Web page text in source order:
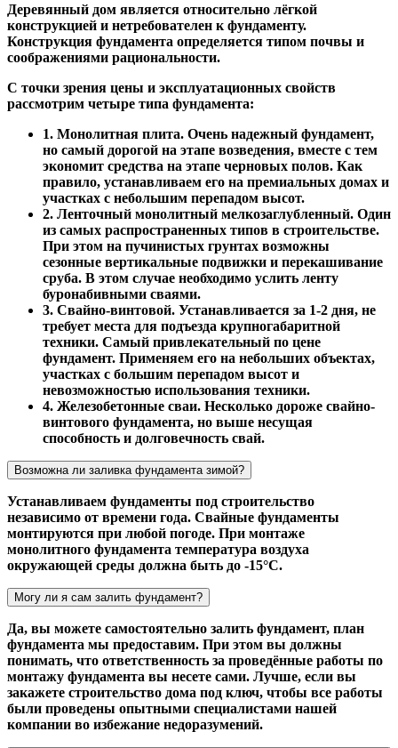
Деревянный дом является относительно лёгкой
конструкцией и нетребователен к фундаменту.
Конструкция фундамента определяется типом почвы и
соображениями рациональности.
С точки зрения цены и эксплуатационных свойств
рассмотрим четыре типа фундамента:
1. Монолитная плита. Очень надежный фундамент,
но самый дорогой на этапе возведения, вместе с тем
экономит средства на этапе черновых полов. Как
правило, устанавливаем его на премиальных домах и
участках с небольшим перепадом высот.
2. Ленточный монолитный мелкозаглубленный. Один
из самых распространенных типов в строительстве.
При этом на пучинистых грунтах возможны
сезонные вертикальные подвижки и перекашивание
сруба. В этом случае необходимо услить ленту
буронабивными сваями.
3. Свайно-винтовой. Устанавливается за 1-2 дня, не
требует места для подъезда крупногабаритной
техники. Самый привлекательный по цене
фундамент. Применяем его на небольших объектах,
участках с большим перепадом высот и
невозможностью использования техники.
4. Железобетонные сваи. Несколько дороже свайно-
винтового фундамента, но выше несущая
способность и долговечность свай.
Возможна ли заливка фундамента зимой?
Устанавливаем фундаменты под строительство
независимо от времени года. Свайные фундаменты
монтируются при любой погоде. При монтаже
монолитного фундамента температура воздуха
окружающей среды должна быть до -15°С.
Могу ли я сам залить фундамент?
Да, вы можете самостоятельно залить фундамент, план
фундамента мы предоставим. При этом вы должны
понимать, что ответственность за проведённые работы по
монтажу фундамента вы несете сами. Лучше, если вы
закажете строительство дома под ключ, чтобы все работы
были проведены опытными специалистами нашей
компании во избежание недоразумений.